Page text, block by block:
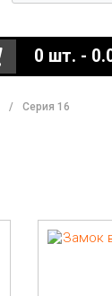
0 шт. -
/ Серия 16